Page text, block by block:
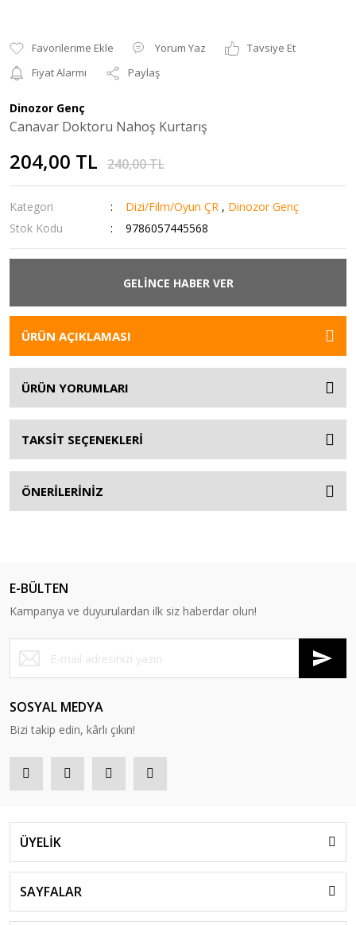
Yorum Yaz
Tavsiye Et
Fiyat Alarmı
Paylaş
Dinozor Genç
Canavar Doktoru Nahoş Kurtarış
204,00 TL 240,00 TL
Kategori Dizi/Film/Oyun ÇR , Dinozor Genç
Stok Kodu
9786057445568
GELİNCE HABER VER
ÜRÜN AÇIKLAMASI
ÜRÜN YORUMLARI
TAKSİT SEÇENEKLERİ
ÖNERİLERİNİZ
E-BÜLTEN
Kampanya ve duyurulardan ilk siz haberdar olun!
SOSYAL MEDYA
Bizi takip edin, kârlı çıkın!
ÜYELİK
SAYFALAR